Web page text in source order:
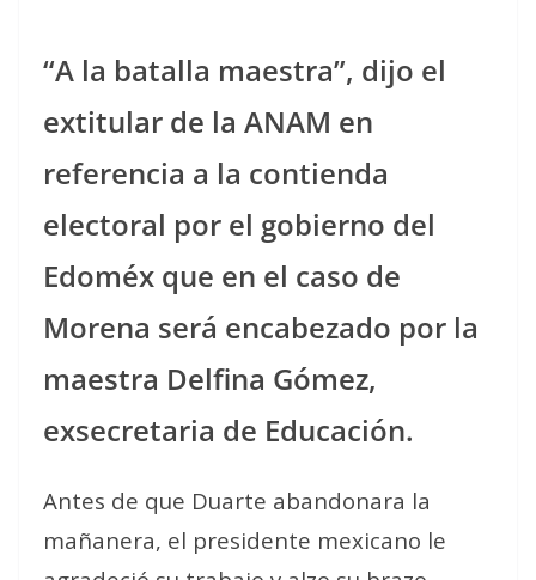
“A la batalla maestra”, dijo el
extitular de la ANAM en
referencia a la contienda
electoral por el gobierno del
Edoméx que en el caso de
Morena será encabezado por la
maestra Delfina Gómez,
exsecretaria de Educación.
Antes de que Duarte abandonara la
mañanera, el presidente mexicano le